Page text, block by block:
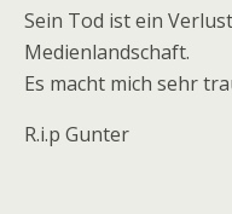
Sein Tod ist ein
Medienlandschaft.
Es macht mich sehr
R.i.p Gunter